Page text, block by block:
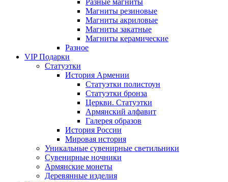
Разные магниты
Магниты резиновые
Магниты акриловые
Магниты закатные
Магниты керамические
Разное
VIP Подарки
Статуэтки
История Армении
Статуэтки полистоун
Статуэтки бронза
Церкви. Статуэтки
Армянский алфавит
Галерея образов
История России
Мировая история
Уникальные сувенирные светильники
Сувенирные ночники
Армянские монеты
Деревянные изделия